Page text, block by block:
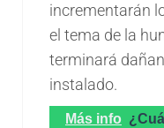
incrementarán
el tema de la
terminará
instalado.
Más info